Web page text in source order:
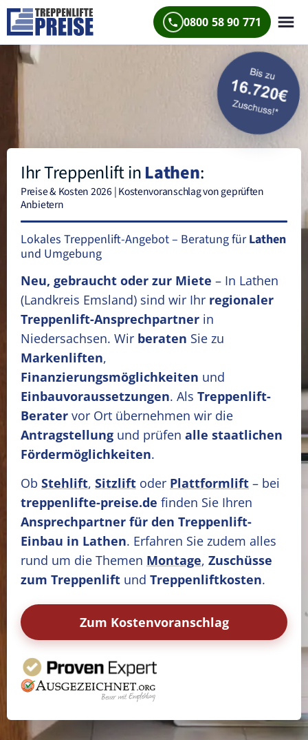
0800 58 90 771
Ihr Treppenlift inLathen:
Preise & Kosten 2026 | Kostenvoranschlag von geprüften
Anbietern
Lokales Treppenlift-Angebot – Beratung fürLathen
und Umgebung
Neu, gebraucht oder zur Miete – In Lathen
(Landkreis Emsland) sind wir Ihr regionaler
Treppenlift-Ansprechpartner in
Niedersachsen. Wir beraten Sie zu
Markenliften,
Finanzierungsmöglichkeiten und
Einbauvoraussetzungen. Als Treppenlift-
Berater vor Ort übernehmen wir die
Antragstellung und prüfen alle staatlichen
Fördermöglichkeiten.
Ob Stehlift, Sitzlift oder Plattformlift – bei
treppenlifte-preise.de finden Sie Ihren
Ansprechpartner für den Treppenlift-
Einbau in Lathen. Erfahren Sie zudem alles
rund um die Themen Montage, Zuschüsse
zum Treppenlift und Treppenliftkosten.
Zum Kostenvoranschlag